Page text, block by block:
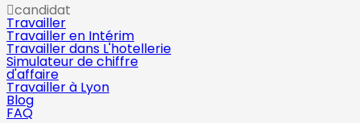
candidat
Travailler
Travailler en Intérim
Travailler dans L'hotellerie
Simulateur de chiffre
d'affaire
Travailler à Lyon
Blog
FAQ